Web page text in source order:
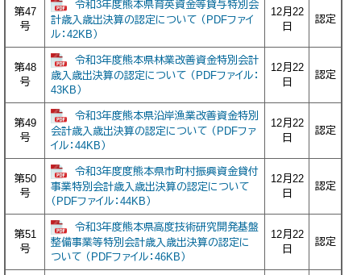
第47
号
令和3年度熊本県育英資金等貸与特別会
計歳入歳出決算の認定について （PDFファイ
ル：42KB）
12月22
日
認定
第48
号
令和3年度熊本県林業改善資金特別会計
歳入歳出決算の認定について （PDFファイル：
43KB）
12月22
日
認定
第49
号
令和3年度熊本県沿岸漁業改善資金特別
会計歳入歳出決算の認定について （PDFファ
イル：44KB）
12月22
日
認定
第50
号
令和3年度度熊本県市町村振興資金貸付
事業特別会計歳入歳出決算の認定について
（PDFファイル：44KB）
12月22
日
認定
第51
号
令和3年度熊本県高度技術研究開発基盤
整備事業等特別会計歳入歳出決算の認定に
ついて （PDFファイル：46KB）
12月22
日
認定